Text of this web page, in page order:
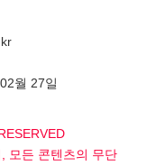
월 27일
모든 콘텐츠의 무단